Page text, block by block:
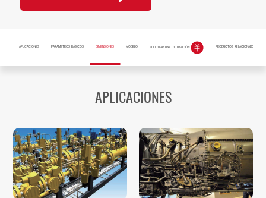
APLICACIONES PARÁMETROS BÁSICOS DIMENSIONES MODELO SOLICITAR UNA COTIZACIÓN PRODUCTOS RELACIONADOS
APLICACIONES